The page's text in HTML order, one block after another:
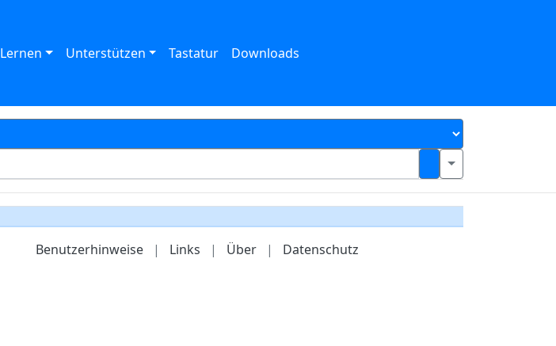
Lernen Unterstützen Tastatur Downloads
Benutzerhinweise | Links | Über | Datenschutz